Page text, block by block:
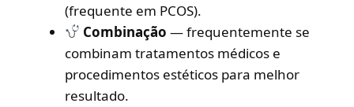
(frequente em PCOS).
Combinação — frequentemente se
combinam tratamentos médicos e
procedimentos estéticos para melhor
resultado.